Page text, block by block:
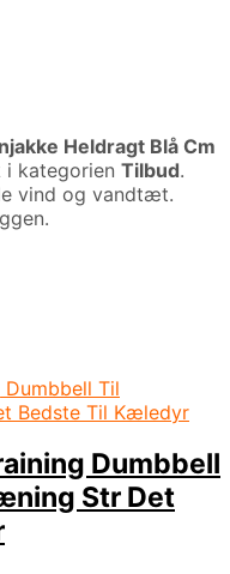
Heldragt Blå Cm
i kategorien Tilbud.
vind og vandtæt.
Dumbbell
Str Det